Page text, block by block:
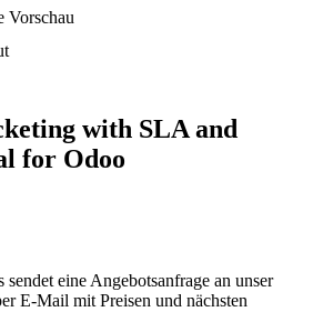
Vorschau
with SLA and
for Odoo
eine Angebotsanfrage an unser
E-Mail mit Preisen und nächsten